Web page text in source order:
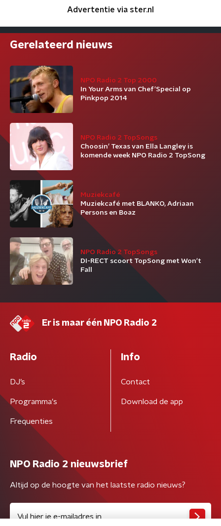
Advertentie via ster.nl
Gerelateerd nieuws
NPO Radio 2 Top 2000
In Your Arms van Chef'Special op
Pinkpop 2014
NPO Radio 2 TopSongs
Choosin’ Texas van Ella Langley is
komende week NPO Radio 2 TopSong
Muziekcafé
Muziekcafé met BLANKO, Adriaan
Persons en Boaz
NPO Radio 2 TopSongs
DI-RECT scoort TopSong met Won't
Fall
Er is maar één NPO Radio 2
Radio
DJ’s
Programma's
Frequenties
Info
Contact
Download de app
NPO Radio 2 nieuwsbrief
Altijd op de hoogte van het laatste radio nieuws?